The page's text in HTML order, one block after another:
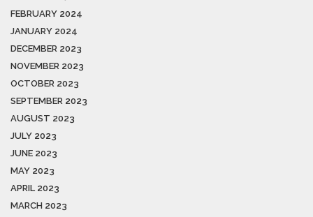
FEBRUARY 2024
JANUARY 2024
DECEMBER 2023
NOVEMBER 2023
OCTOBER 2023
SEPTEMBER 2023
AUGUST 2023
JULY 2023
JUNE 2023
MAY 2023
APRIL 2023
MARCH 2023